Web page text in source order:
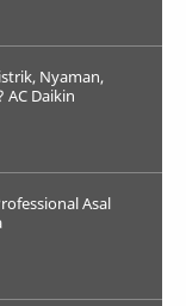
Nyaman,
AC Daikin
Asal